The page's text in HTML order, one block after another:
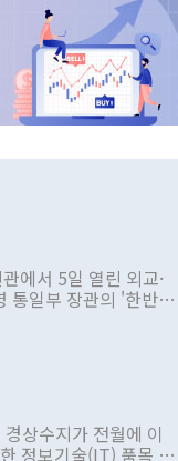
에서 5일 열린 외교·
통일부 장관의 '한반도
로 추진하겠다고 공
놨다. 그동안 정 장
있지만 대통령과 유
은 이례적이다. 정 장
상수지가 전월에 이
정보기술(IT) 품목 수